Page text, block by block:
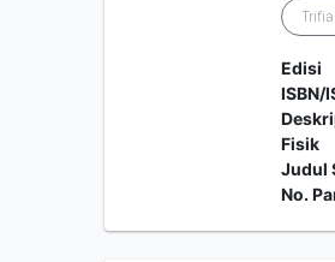
Edisi
ISBN/
Fisik
Judul
No.